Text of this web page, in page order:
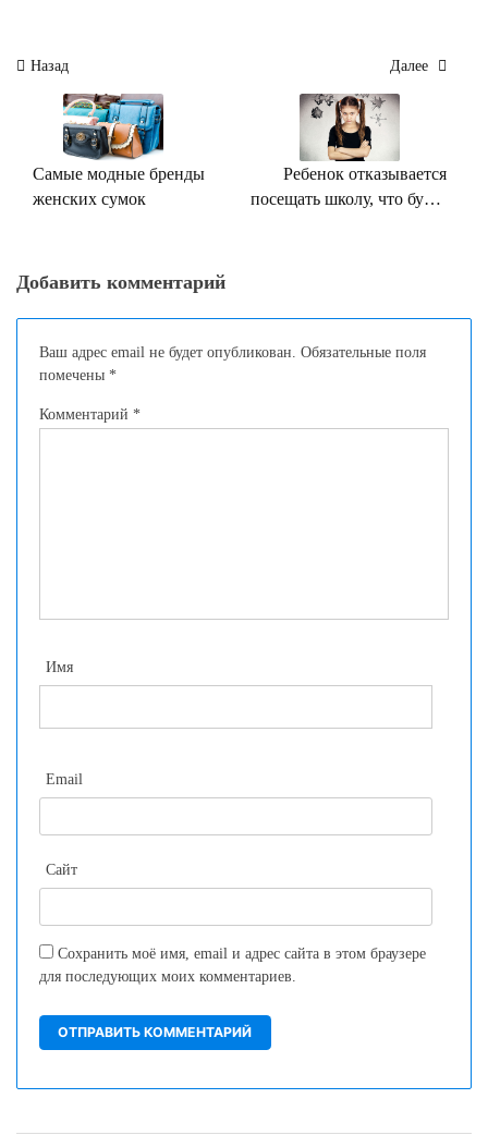
Навигация
записям
Назад
Самые модные бренды
женских сумок
Далее
Ребенок отказывается
посещать школу, что будет
Добавить комментарий
Ваш адрес email не будет опубликован. Обязательные поля
помечены *
Комментарий *
Имя
Email
Сайт
Сохранить моё имя, email и адрес сайта в этом браузере
для последующих моих комментариев.